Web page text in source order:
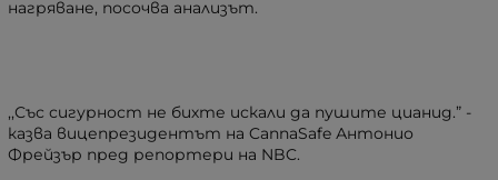
нагряване, посочва анализът.
,,Със сигурност не бихте искали да пушите цианид.” -
казва вицепрезидентът на CannaSafe Антонио
Фрейзър пред репортери на NBC.